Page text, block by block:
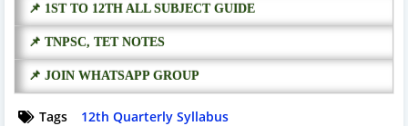
📌 1ST TO 12TH ALL SUBJECT GUIDE
📌 TNPSC, TET NOTES
📌 JOIN WHATSAPP GROUP
Tags 12th Quarterly Syllabus